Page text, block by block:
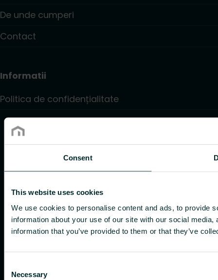
Consent
This website uses cookies
We use cookies to personalise content and ads, to provide
information about your use of our site with our social
information that you’ve provided to them or that they’ve
Selection
Necessary
De unde cumperi
Contact
Informatii
Politica de confidențialitate